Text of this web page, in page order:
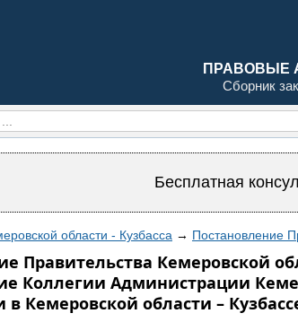
ПРАВОВЫЕ
Сборник
Бесплатная
области - Кузбасса → Постановление
Правительства Кемеровской
Коллегии Администрации
в Кемеровской области –